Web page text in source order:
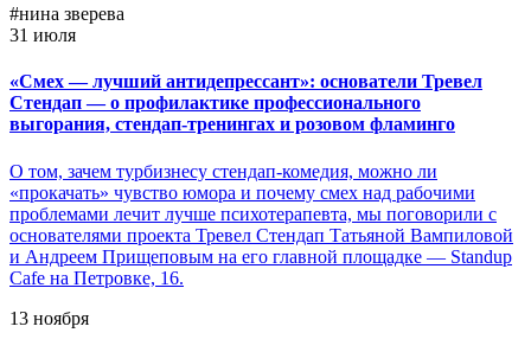
#нина зверева
31 июля
«Смех — лучший антидепрессант»: основатели Тревел
Стендап — о профилактике профессионального
выгорания, стендап-тренингах и розовом фламинго
О том, зачем турбизнесу стендап-комедия, можно ли
«прокачать» чувство юмора и почему смех над рабочими
проблемами лечит лучше психотерапевта, мы поговорили с
основателями проекта Тревел Стендап Татьяной Вампиловой
и Андреем Прищеповым на его главной площадке — Standup
Cafe на Петровке, 16.
13 ноября